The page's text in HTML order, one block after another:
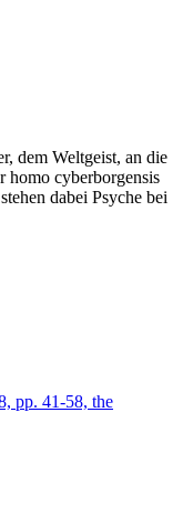
dem Weltgeist, an die
homo cyberborgensis
dabei Psyche bei
pp. 41-58, the